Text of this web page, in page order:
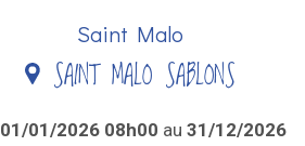
Saint Malo
SAINT MALO SABLONS
01/01/2026 08h00 au 31/12/2026